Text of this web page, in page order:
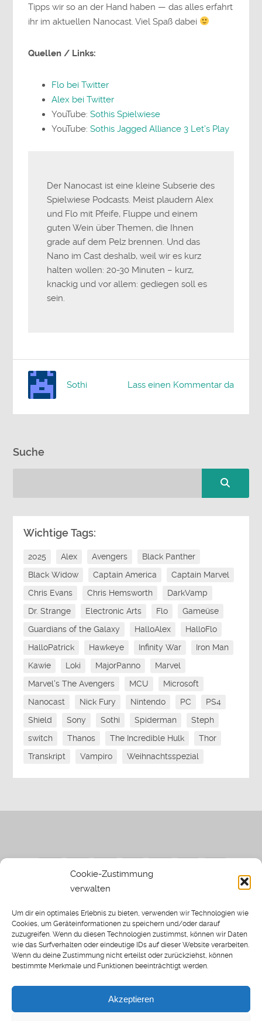
Cookie-Zustimmung
verwalten
Um dir ein optimales Erlebnis zu bieten, verwenden wir Technologien wie
Cookies, um Geräteinformationen zu speichern und/oder darauf
zuzugreifen. Wenn du diesen Technologien zustimmst, können wir Daten
wie das Surfverhalten oder eindeutige IDs auf dieser Website verarbeiten.
Wenn du deine Zustimmung nicht erteilst oder zurückziehst, können
bestimmte Merkmale und Funktionen beeinträchtigt werden.
Akzeptieren
Tipps wir so an der Hand haben — das alles erfahrt
ihr im aktuellen Nanocast. Viel Spaß dabei
Quellen / Links:
Flo bei Twitter
Alex bei Twitter
YouTube:Sothis Spielwiese
YouTube:Sothis Jagged Alliance 3 Let’s Play
Der Nanocast ist eine kleine Subserie des
Spielwiese Podcasts. Meist plaudern Alex
und Flo mit Pfeife, Fluppe und einem
guten Wein über Themen, die Ihnen
grade auf dem Pelz brennen. Und das
Nano im Cast deshalb, weil wir es kurz
halten wollen: 20-30 Minuten – kurz,
knackig und vor allem: gediegen soll es
sein.
Lass einen Kommentar da
Sothi
Suche
Wichtige Tags:
2025 Alex Avengers
Black Panther
Black Widow
Captain America
Captain Marvel
Chris Evans
Chris Hemsworth
DarkVamp
Dr. Strange
Electronic Arts Flo
Gameüse
Guardians of the Galaxy
HalloAlex
HalloFlo
HalloPatrick
Hawkeye Infinity War
Iron Man
Kawie
Loki MajorPanno
Marvel
Marvel's The Avengers
MCU
Microsoft
Nanocast
Nick Fury Nintendo PC
PS4
Shield
Sony Sothi Spiderman
Steph
switch
Thanos The Incredible Hulk
Thor
Transkript
Vampiro Weihnachtsspezial
Spielwiese